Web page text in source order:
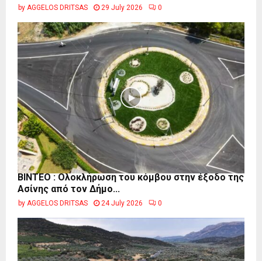
by AGGELOS DRITSAS 29 July 2026 0
ΒΙΝΤΕΟ : Ολοκλήρωση του κόμβου στην έξοδο της
Ασίνης από τον Δήμο...
by AGGELOS DRITSAS 24 July 2026 0